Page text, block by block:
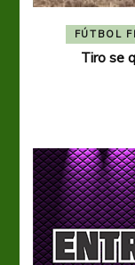
FÚTBOL
Tiro se